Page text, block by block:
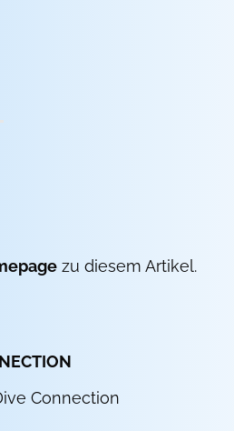
zu diesem Artikel.